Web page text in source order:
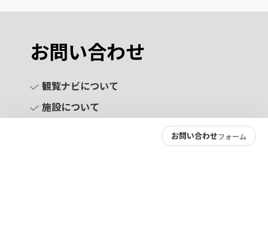
お問い合わせフォーム
お問い合わせ
観覧ナビについて
施設について